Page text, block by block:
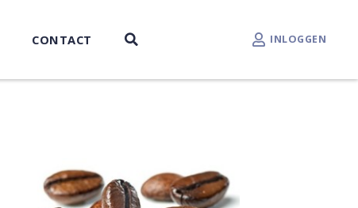
INLOGGEN
CONTACT